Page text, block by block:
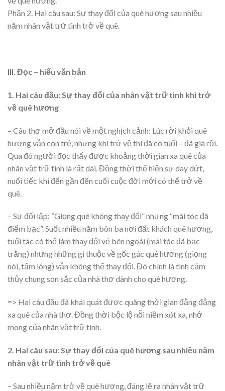
Phần 2. Hai câu sau: Sự thay đổi của quê hương sau nhiều
năm nhân vật trữ tình trở về quê.
III. Đọc – hiểu văn bản
1. Hai câu đầu: Sự thay đổi của nhân vật trữ tình khi trở
về quê hương
– Câu thơ mở đầu nói về một nghịch cảnh: Lúc rời khỏi quê
hương vẫn còn trẻ, nhưng khi trở về thì đã có tuổi – đã già rồi.
Qua đó người đọc thấy được khoảng thời gian xa quê của
nhân vật trữ tình là rất dài. Đồng thời thể hiện sự day dứt,
nuối tiếc khi đến gần đến cuối cuộc đời mới có thể trở về
quê.
– Sự đối lập: “Giọng quê không thay đổi” nhưng “mái tóc đã
điểm bạc”. Suốt nhiều năm bôn ba nơi đất khách quê hương,
tuổi tác có thể làm thay đổi vẻ bên ngoài (mái tóc đã bạc
trắng) nhưng những gì thuộc về gốc gác quê hương (giọng
nói, tấm lòng) vẫn không thể thay đổi. Đó chính là tình cảm
thủy chung son sắc của nhà thơ dành cho quê hương.
=> Hai câu đầu đã khái quát được quãng thời gian đằng đẵng
xa quê của nhà thơ. Đồng thời bộc lộ nỗi niềm xót xa, nhớ
mong của nhân vật trữ tình.
2. Hai câu sau: Sự thay đổi của quê hương sau nhiều năm
nhân vật trữ tình trở về quê
– Sau nhiều năm trở về quê hương, đáng lẽ ra nhân vật trữ